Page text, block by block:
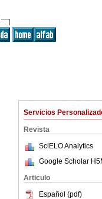
Servicios
Revista
SciELO Analytics
Google Scholar
Articulo
Español (pdf)